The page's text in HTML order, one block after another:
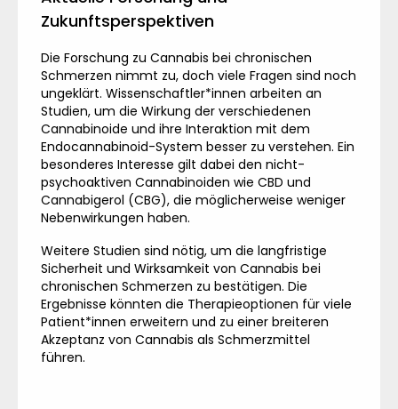
Zukunftsperspektiven
Die Forschung zu Cannabis bei chronischen
Schmerzen nimmt zu, doch viele Fragen sind noch
ungeklärt. Wissenschaftler*innen arbeiten an
Studien, um die Wirkung der verschiedenen
Cannabinoide und ihre Interaktion mit dem
Endocannabinoid-System besser zu verstehen. Ein
besonderes Interesse gilt dabei den nicht-
psychoaktiven Cannabinoiden wie CBD und
Cannabigerol (CBG), die möglicherweise weniger
Nebenwirkungen haben.
Weitere Studien sind nötig, um die langfristige
Sicherheit und Wirksamkeit von Cannabis bei
chronischen Schmerzen zu bestätigen. Die
Ergebnisse könnten die Therapieoptionen für viele
Patient*innen erweitern und zu einer breiteren
Akzeptanz von Cannabis als Schmerzmittel
führen.